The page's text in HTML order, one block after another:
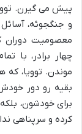
پیش می گیرن.
و جنگجوئه،
معصومیت دوران
چهار برادر، با
موندن. توویا،
بقیه رو دور
برای خودشون،
کرده و سرپناهی